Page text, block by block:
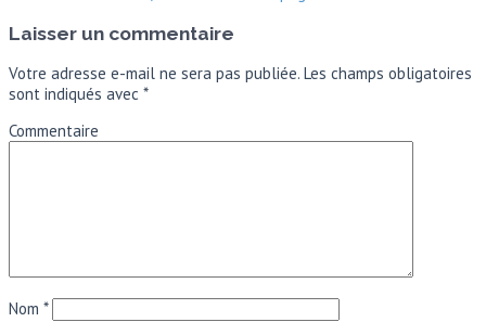
Laisser un commentaire
Votre adresse e-mail ne sera pas publiée. Les champs obligatoires
sont indiqués avec *
Commentaire
Nom *